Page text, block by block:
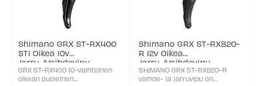
Shimano GRX ST-RX400
STI Oikea 10v
Jarru-/Vaihdevipu
GRX ST-RX400 10-vaihteinen
oikean puoleinen
Shimano GRX ST-RX820-
R 12v Oikea
Jarru-/Vaihdevipu
SHIMANO GRX ST-RX820-R
vaihde- ja jarruvipu on